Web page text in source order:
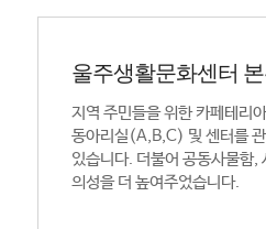
울주생활문화센터
지역 주민들을 위한 카페테리
동아리실(A,B,C) 및 센터를
있습니다. 더불어 공동사물함,
의성을 더 높여주었습니다.